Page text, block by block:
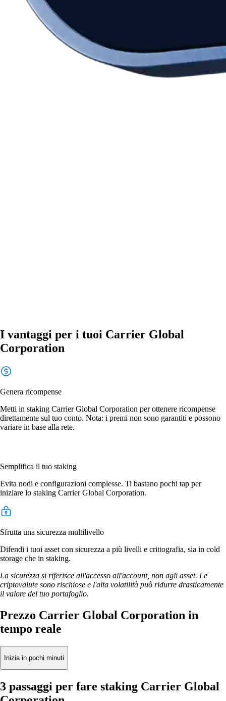
I vantaggi per i tuoi Carrier Global
Corporation
Genera ricompense
Metti in staking Carrier Global Corporation per ottenere ricompense
direttamente sul tuo conto. Nota: i premi non sono garantiti e possono
variare in base alla rete.
Semplifica il tuo staking
Evita nodi e configurazioni complesse. Ti bastano pochi tap per
iniziare lo staking Carrier Global Corporation.
Sfrutta una sicurezza multilivello
Difendi i tuoi asset con sicurezza a più livelli e crittografia, sia in cold
storage che in staking.
La sicurezza si riferisce all'accesso all'account, non agli asset. Le
criptovalute sono rischiose e l'alta volatilità può ridurre drasticamente
il valore del tuo portafoglio.
Prezzo Carrier Global Corporation in
tempo reale
Inizia in pochi minuti
3 passaggi per fare staking Carrier Global